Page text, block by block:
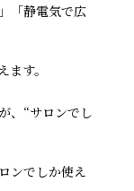
「静電気で広
す。
、“サロンでし
ンでしか使え